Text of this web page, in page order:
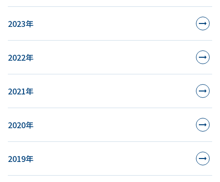
2023年
2022年
2021年
2020年
2019年